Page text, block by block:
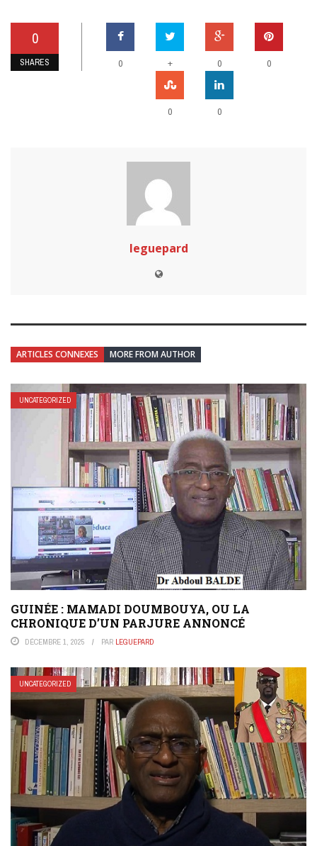
0
SHARES 0 + 0 0
0 0
leguepard
ARTICLES CONNEXES MORE FROM AUTHOR
UNCATEGORIZED
GUINÉE : MAMADI DOUMBOUYA, OU LA
CHRONIQUE D’UN PARJURE ANNONCÉ
DÉCEMBRE 1, 2025 PAR LEGUEPARD
UNCATEGORIZED